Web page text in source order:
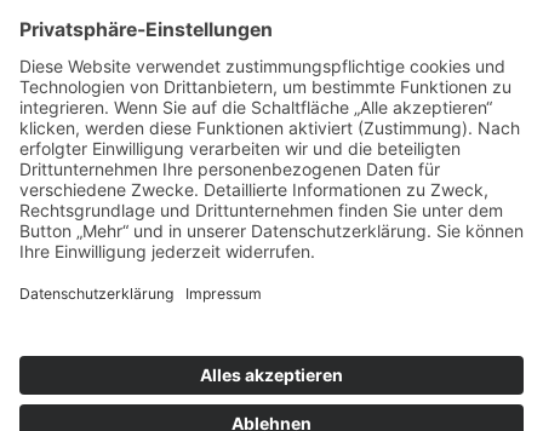
Dachdeckerarbeiten
Bauklempnerei
Flachdachabdichtungen
Fassadenbekleidungen
Veluxfenstereinbau
Dachfensterkonfigurator